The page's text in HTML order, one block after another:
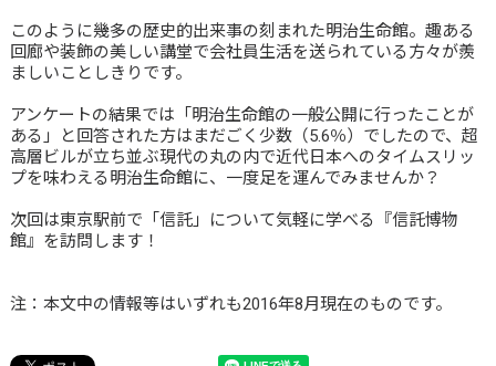
このように幾多の歴史的出来事の刻まれた明治生命館。趣ある
回廊や装飾の美しい講堂で会社員生活を送られている方々が羨
ましいことしきりです。
アンケートの結果では「明治生命館の一般公開に行ったことが
ある」と回答された方はまだごく少数（5.6％）でしたので、超
高層ビルが立ち並ぶ現代の丸の内で近代日本へのタイムスリッ
プを味わえる明治生命館に、一度足を運んでみませんか？
次回は東京駅前で「信託」について気軽に学べる『信託博物
館』を訪問します！
注：本文中の情報等はいずれも2016年8月現在のものです。